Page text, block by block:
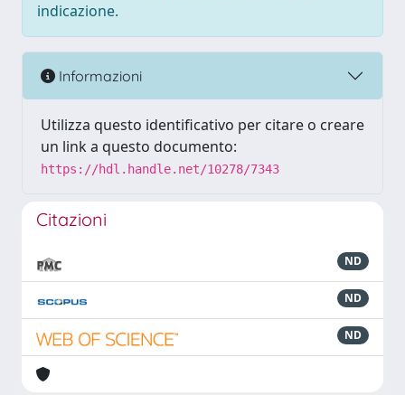
indicazione.
Informazioni
Utilizza questo identificativo per citare o creare
un link a questo documento:
https://hdl.handle.net/10278/7343
Citazioni
ND
ND
ND